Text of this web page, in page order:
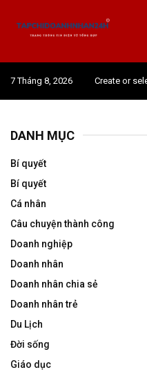
7 Tháng 8, 2026 Create or
DANH MỤC
Bí quyết
Bí quyết
Cá nhân
Câu chuyện thành công
Doanh nghiệp
Doanh nhân
Doanh nhân chia sẻ
Doanh nhân trẻ
Du Lịch
Đời sống
Giáo dục